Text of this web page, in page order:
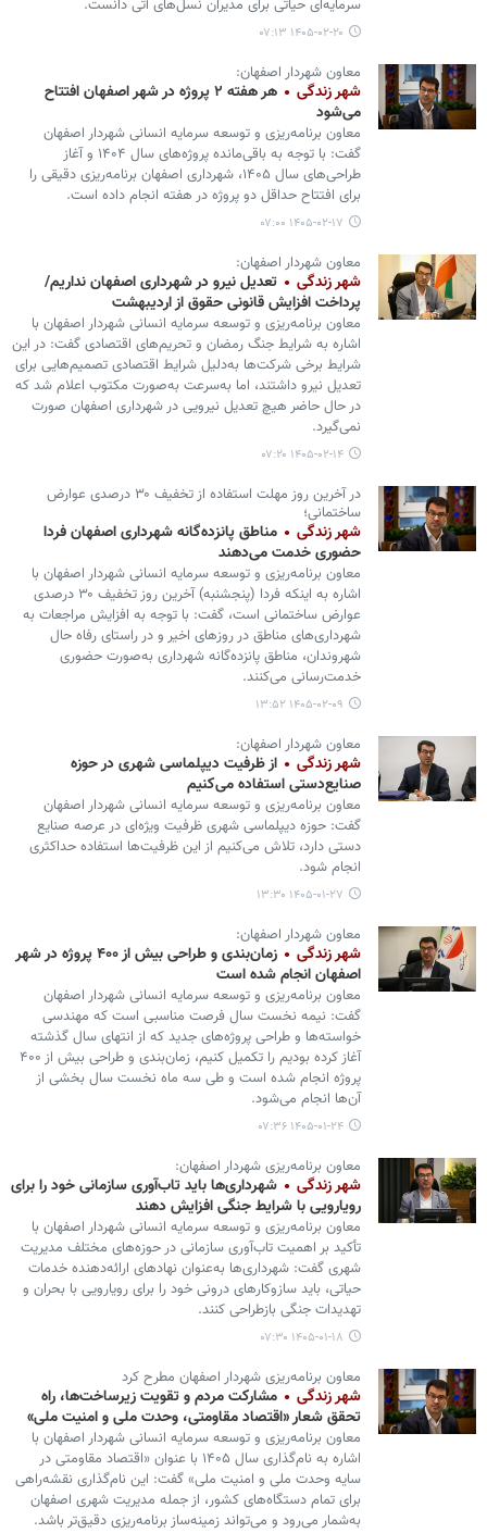
سرمایه‌ای حیاتی برای مدیران نسل‌های آتی دانست.
۱۴۰۵-۰۲-۲۰ ۰۷:۱۳
معاون شهردار اصفهان:
شهر زندگی
هر هفته‌ ۲ پروژه در شهر اصفهان افتتاح
می‌شود
معاون برنامه‌ریزی و توسعه سرمایه انسانی شهردار اصفهان
گفت: با توجه به باقی‌مانده پروژه‌های سال ۱۴۰۴ و آغاز
طراحی‌های سال ۱۴۰۵، شهرداری اصفهان برنامه‌ریزی دقیقی را
برای افتتاح حداقل دو پروژه در هفته انجام داده است.
۱۴۰۵-۰۲-۱۷ ۰۷:۰۰
معاون شهردار اصفهان:
شهر زندگی
تعدیل نیرو در شهرداری اصفهان نداریم/
پرداخت افزایش قانونی حقوق از اردیبهشت
معاون برنامه‌ریزی و توسعه سرمایه انسانی شهردار اصفهان با
اشاره به شرایط جنگ رمضان و تحریم‌های اقتصادی گفت: در این
شرایط برخی شرکت‌ها به‌دلیل شرایط اقتصادی تصمیم‌هایی برای
تعدیل نیرو داشتند، اما به‌سرعت به‌صورت مکتوب اعلام شد که
در حال حاضر هیچ تعدیل نیرویی در شهرداری اصفهان صورت
نمی‌گیرد.
۱۴۰۵-۰۲-۱۴ ۰۷:۲۰
در آخرین روز مهلت استفاده از تخفیف ۳۰ درصدی عوارض
ساختمانی؛
شهر زندگی
مناطق پانزده‌گانه شهرداری اصفهان فردا
حضوری خدمت می‌دهند
معاون برنامه‌ریزی و توسعه سرمایه انسانی شهردار اصفهان با
اشاره به اینکه فردا (پنجشنبه) آخرین روز تخفیف ۳۰ درصدی
عوارض ساختمانی است، گفت: با توجه به افزایش مراجعات به
شهرداری‌های مناطق در روزهای اخیر و در راستای رفاه حال
شهروندان، مناطق پانزده‌گانه شهرداری به‌صورت حضوری
خدمت‌رسانی می‌کنند.
۱۴۰۵-۰۲-۰۹ ۱۳:۵۲
معاون شهردار اصفهان:
شهر زندگی
از ظرفیت دیپلماسی شهری در حوزه
صنایع‌دستی استفاده می‌کنیم
معاون برنامه‌ریزی و توسعه سرمایه انسانی شهردار اصفهان
گفت: حوزه دیپلماسی شهری ظرفیت ویژه‌ای در عرصه صنایع
دستی دارد، تلاش می‌کنیم از این ظرفیت‌ها استفاده حداکثری
انجام شود.
۱۴۰۵-۰۱-۲۷ ۱۳:۳۰
معاون شهردار اصفهان:
شهر زندگی
زمان‌بندی و طراحی بیش از ۴۰۰ پروژه در شهر
اصفهان انجام شده است
معاون برنامه‌ریزی و توسعه سرمایه انسانی شهردار اصفهان
گفت: نیمه نخست سال فرصت مناسبی است که مهندسی
خواسته‌ها و طراحی پروژه‌های جدید که از انتهای سال گذشته
آغاز کرده بودیم را تکمیل کنیم، زمان‌بندی و طراحی بیش از ۴۰۰
پروژه انجام شده است و طی سه ماه نخست سال بخشی از
آن‌ها انجام می‌شود.
۱۴۰۵-۰۱-۲۴ ۰۷:۳۶
معاون برنامه‌ریزی شهردار اصفهان:
شهر زندگی
شهرداری‌ها باید تاب‌آوری سازمانی خود را برای
رویارویی با شرایط جنگی افزایش دهند
معاون برنامه‌ریزی و توسعه سرمایه انسانی شهردار اصفهان با
تأکید بر اهمیت تاب‌آوری سازمانی در حوزه‌های مختلف مدیریت
شهری گفت: شهرداری‌ها به‌عنوان نهادهای ارائه‌دهنده خدمات
حیاتی، باید سازوکارهای درونی خود را برای رویارویی با بحران و
تهدیدات جنگی بازطراحی کنند.
۱۴۰۵-۰۱-۱۸ ۰۷:۳۰
معاون برنامه‌ریزی شهردار اصفهان مطرح کرد
شهر زندگی
مشارکت مردم و تقویت زیرساخت‌ها، راه
تحقق شعار «اقتصاد مقاومتی، وحدت ملی و امنیت ملی»
معاون برنامه‌ریزی و توسعه سرمایه انسانی شهردار اصفهان با
اشاره به نام‌گذاری سال ۱۴۰۵ با عنوان «اقتصاد مقاومتی در
سایه وحدت ملی و امنیت ملی» گفت: این نام‌گذاری نقشه‌راهی
برای تمام دستگاه‌های کشور، از جمله مدیریت شهری اصفهان
به‌شمار می‌رود و می‌تواند زمینه‌ساز برنامه‌ریزی دقیق‌تر باشد.